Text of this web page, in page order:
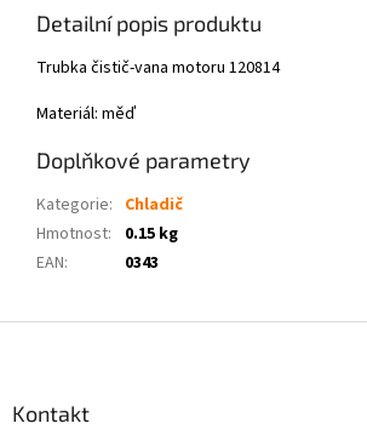
Detailní popis produktu
Trubka čistič-vana motoru 120814
Materiál: měď
Doplňkové parametry
Kategorie: Chladič
Hmotnost:
0.15 kg
EAN: 0343
Kontakt